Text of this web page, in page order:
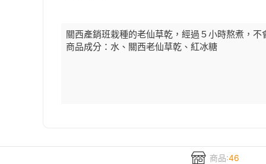
關西產銷班栽種的老仙草乾，經過５小時熬煮，
商品成分：水、關西老仙草乾、紅冰糖
商品:46